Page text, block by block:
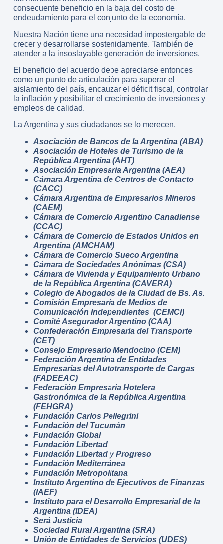
consecuente beneficio en la baja del costo de
endeudamiento para el conjunto de la economía.
Nuestra Nación tiene una necesidad impostergable de
crecer y desarrollarse sostenidamente. También de
atender a la insoslayable generación de inversiones.
El beneficio del acuerdo debe apreciarse entonces
como un punto de articulación para superar el
aislamiento del país, encauzar el déficit fiscal, controlar
la inflación y posibilitar el crecimiento de inversiones y
empleos de calidad.
La Argentina y sus ciudadanos se lo merecen.
Asociación de Bancos de la Argentina (ABA)
Asociación de Hoteles de Turismo de la
República Argentina (AHT)
Asociación Empresaria Argentina (AEA)
Cámara Argentina de Centros de Contacto
(CACC)
Cámara Argentina de Empresarios Mineros
(CAEM)
Cámara de Comercio Argentino Canadiense
(CCAC)
Cámara de Comercio de Estados Unidos en
Argentina (AMCHAM)
Cámara de Comercio Sueco Argentina
Cámara de Sociedades Anónimas (CSA)
Cámara de Vivienda y Equipamiento Urbano
de la República Argentina (CAVERA)
Colegio de Abogados de la Ciudad de Bs. As.
Comisión Empresaria de Medios de
Comunicación Independientes (CEMCI)
Comité Asegurador Argentino (CAA)
Confederación Empresaria del Transporte
(CET)
Consejo Empresario Mendocino (CEM)
Federación Argentina de Entidades
Empresarias del Autotransporte de Cargas
(FADEEAC)
Federación Empresaria Hotelera
Gastronómica de la República Argentina
(FEHGRA)
Fundación Carlos Pellegrini
Fundación del Tucumán
Fundación Global
Fundación Libertad
Fundación Libertad y Progreso
Fundación Mediterránea
Fundación Metropolitana
Instituto Argentino de Ejecutivos de Finanzas
(IAEF)
Instituto para el Desarrollo Empresarial de la
Argentina (IDEA)
Será Justicia
Sociedad Rural Argentina (SRA)
Unión de Entidades de Servicios (UDES)